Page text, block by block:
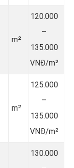
m²
120.000
–
135.000
VNĐ/m²
m²
125.000
–
135.000
VNĐ/m²
130.000